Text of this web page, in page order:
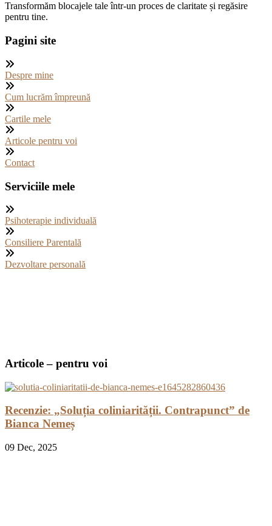
Transformăm blocajele tale într-un proces de claritate și regăsire
pentru tine.
Pagini site
Despre mine
Cum lucrăm împreună
Cartile mele
Articole pentru voi
Contact
Serviciile mele
Psihoterapie individuală
Consiliere Parentală
Dezvoltare personală
Articole – pentru voi
Recenzie: „Soluția coliniarității. Contrapunct” de
Bianca Nemeș
09 Dec, 2025